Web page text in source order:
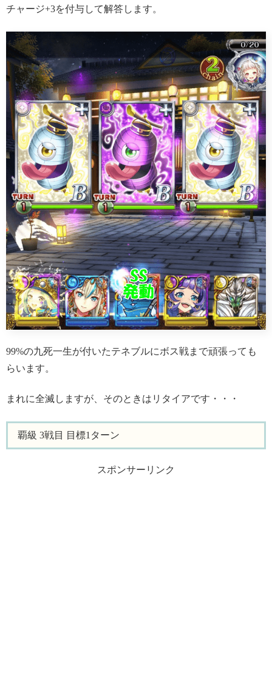
チャージ+3を付与して解答します。
99%の九死一生が付いたテネブルにボス戦まで頑張っても
らいます。
まれに全滅しますが、そのときはリタイアです・・・
覇級 3戦目 目標1ターン
スポンサーリンク